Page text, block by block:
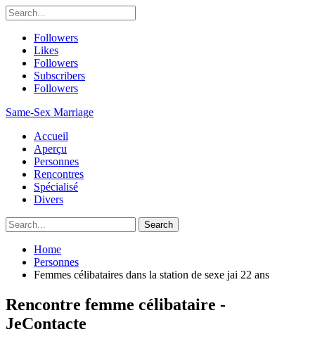
Followers
Likes
Followers
Subscribers
Followers
Same-Sex Marriage
Accueil
Aperçu
Personnes
Rencontres
Spécialisé
Divers
Home
Personnes
Femmes célibataires dans la station de sexe jai 22 ans
Rencontre femme célibataire -
JeContacte